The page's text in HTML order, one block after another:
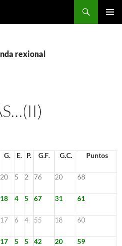
rexional
G. E. P. G.F. G.C. Puntos
20 5 2 76 20 68
18 4 5 67 31 61
17 6 4 55 18 60
17 5 5 42 20 59